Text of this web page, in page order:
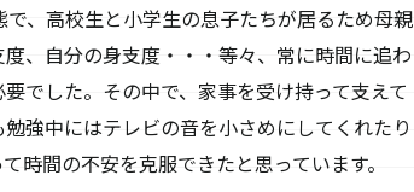
、高校生と小学生の息子たちが居るため母親
、自分の身支度・・・等々、常に時間に追わ
でした。その中で、家事を受け持って支えて
強中にはテレビの音を小さめにしてくれたり
時間の不安を克服できたと思っています。